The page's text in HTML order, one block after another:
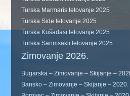
Turska Marmaris letovanje 2025
Turska Side letovanje 2025
Turska Kušadasi letovanje 2025
Turska Sarimsakli letovanje 2025
Zimovanje 2026.
Bugarska – Zimovanje – Skijanje –
Bansko – Zimovanje – Skijanje – 2020.